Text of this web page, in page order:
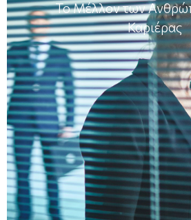
Το Μέλλον των
Καριέρας